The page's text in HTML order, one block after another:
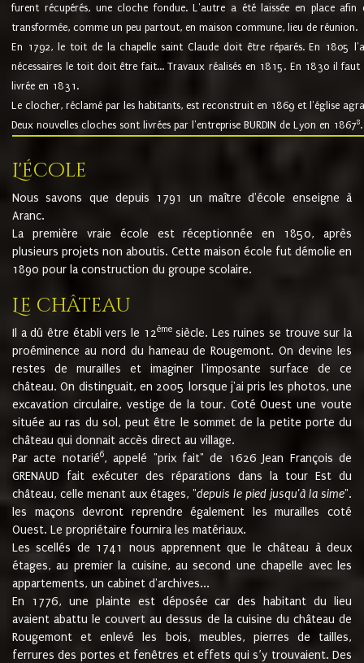
furent récupérés, une cloche fondue. L'autre a été laissée en place
transformée, comme un peu partout, en maison commune, lieu de réunion.
En 1792, le toit de la chapelle saint Claude doit être réparés. En 1805
nécessaires le toit doit être fait... Travaux réalisés en 1815. En 1830 il
livrée en 1831.
Le clocher, réclamé par les habitants, est reconstruit en 1869 et l'église
Deux nouvelles cloches sont livrées par l'entreprise BURDIN de Lyon en 18678.
L'école
Nous savons que depuis 1791 un maître d'école enseigne à
Aranc.
La première vraie école est réceptionnée en 1850, après
plusieurs projets non aboutis. Cette maison école fut démolie en
1890 pour la construction du groupe scolaire.
Le château
Il a dû être établi vers le 12èmesiècle. Les ruines se trouve sur la
proéminence au nord du hameau de Rougemont. On devine les
restes de murailles et imaginer l'imposante surface de ce
château. On distinguait, en 2005 lorsque j'ai pris les photos, une
excavation circulaire, vestige de la tour. Coté Ouest une voute
située au ras du sol, peut être le sommet de la petite porte du
château qui donnait accès direct au village.
Par acte notarié6, appelé "prix fait" de 1626 Jean François de
GRENAUD fait exécuter des réparations dans la tour Est du
château, celle menant aux étages, "depuis le pied jusqu'à la sime".
les maçons devront reprendre également les murailles coté
Ouest. Le propriétaire fournira les matériaux.
Les scellés de 1741 nous apprennent que le château à deux
étages, au premier la cuisine, au second une chapelle avec les
appartements, un cabinet d'archives...
En 1776, une plainte est déposée car des habitant du lieu
avaient abattu le couvert au dessus de la cuisine du château de
Rougemont et enlevé les bois, meubles, pierres de tailles,
ferrures des portes et fenêtres et effets qui s’y trouvaient. Des